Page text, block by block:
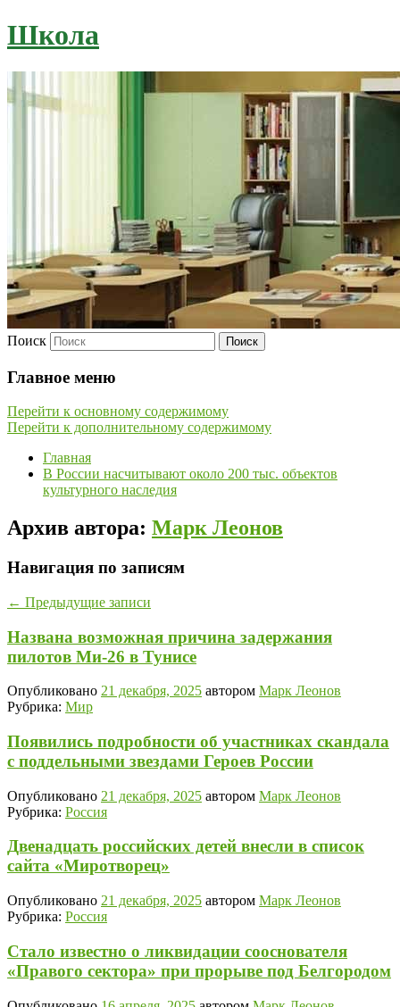
Школа
Поиск
Главное меню
Перейти к основному содержимому
Перейти к дополнительному содержимому
Главная
В России насчитывают около 200 тыс. объектов
культурного наследия
Архив автора: Марк Леонов
Навигация по записям
← Предыдущие записи
Названа возможная причина задержания
пилотов Ми-26 в Тунисе
Опубликовано 21 декабря, 2025 автором Марк Леонов
Рубрика: Мир
Появились подробности об участниках скандала
с поддельными звездами Героев России
Опубликовано 21 декабря, 2025 автором Марк Леонов
Рубрика: Россия
Двенадцать российских детей внесли в список
сайта «Миротворец»
Опубликовано 21 декабря, 2025 автором Марк Леонов
Рубрика: Россия
Стало известно о ликвидации сооснователя
«Правого сектора» при прорыве под Белгородом